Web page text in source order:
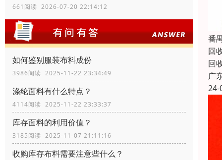
661阅读 2026-07-20 22:14:12
如何鉴别服装布料成份
3986阅读 2025-11-22 23:34:49
涤纶面料有什么特点？
4114阅读 2025-11-22 23:33:37
库存面料的利用价值？
3185阅读 2025-11-07 21:11:16
收购库存布料需要注意些什么？
番
回
回
广
24-